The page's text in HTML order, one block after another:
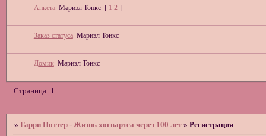
Анкета Мариэл Тонкс [ 1 2 ]
Заказ статуса Мариэл Тонкс
Домик Мариэл Тонкс
Страница: 1
» Гарри Поттер - Жизнь хогвартса через 100 лет » Регистрация